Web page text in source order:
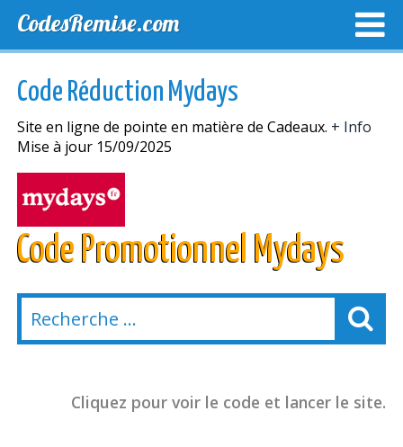
CodesRemise.com
NOUVELLES MAGASINS
Code Réduction Mydays
Site en ligne de pointe en matière de Cadeaux. + Info
Mise à jour 15/09/2025
Code Promotionnel Mydays
Cliquez pour voir le code et lancer le site.